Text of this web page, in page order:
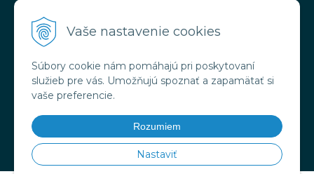
Vaše nastavenie cookies
Súbory cookie nám pomáhajú pri poskytovaní
služieb pre vás. Umožňujú spoznať a zapamätať si
vaše preferencie.
Rozumiem
Nastaviť
VŠETKO O NÁKUPE
Obchodné podmienky
Doprava a platba
Ochrana osobných údajov